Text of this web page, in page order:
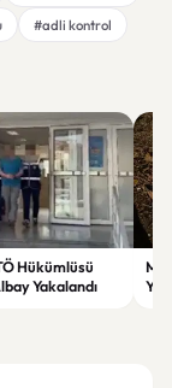
#adli kontrol
Hükümlüsü
Yakalandı